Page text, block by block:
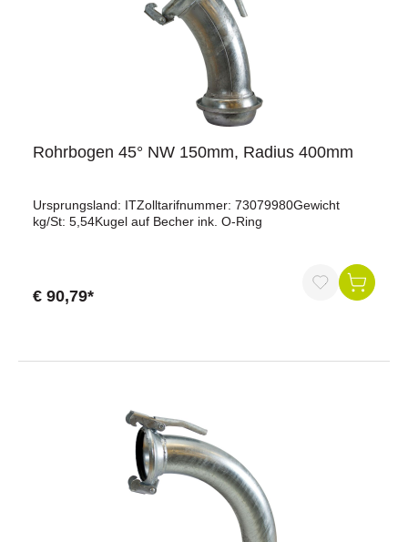
Rohrbogen 45° NW 150mm, Radius 400mm
Ursprungsland: ITZolltarifnummer: 73079980Gewicht
kg/St: 5,54Kugel auf Becher ink. O-Ring
€ 90,79*